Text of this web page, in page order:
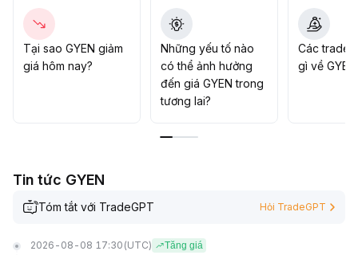
hiệu phân kỳ cấu trúc
Dựa trên kỳ vọng thị trường bò và đặc tính phòng thủ
của tài sản, GYEN có giá trị phân bổ trung-dài hạn và có
thể tăng tỷ trọng như một tài sản bảo vệ, toàn bộ quá
trình nên kiên trì kỷ luật giao dịch, kết hợp giữa lướt
sóng ngắn hạn và nắm giữ trung-dài hạn
Tại sao GYEN giảm
giá hôm nay?
Những yếu tố nào
có thể ảnh hưởng
đến giá GYEN trong
tương lai?
Các trader
gì về
Tin tức GYEN
Tóm tắt với TradeGPT Hỏi TradeGPT
2026-08-08 17:30 (UTC) Tăng giá